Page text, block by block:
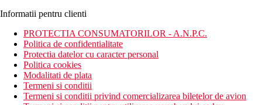
Informatii pentru clienti
PROTECTIA CONSUMATORILOR - A.N.P.C.
Politica de confidentialitate
Protectia datelor cu caracter personal
Politica cookies
Modalitati de plata
Termeni si conditii
Termeni si conditii privind comercializarea biletelor de avion